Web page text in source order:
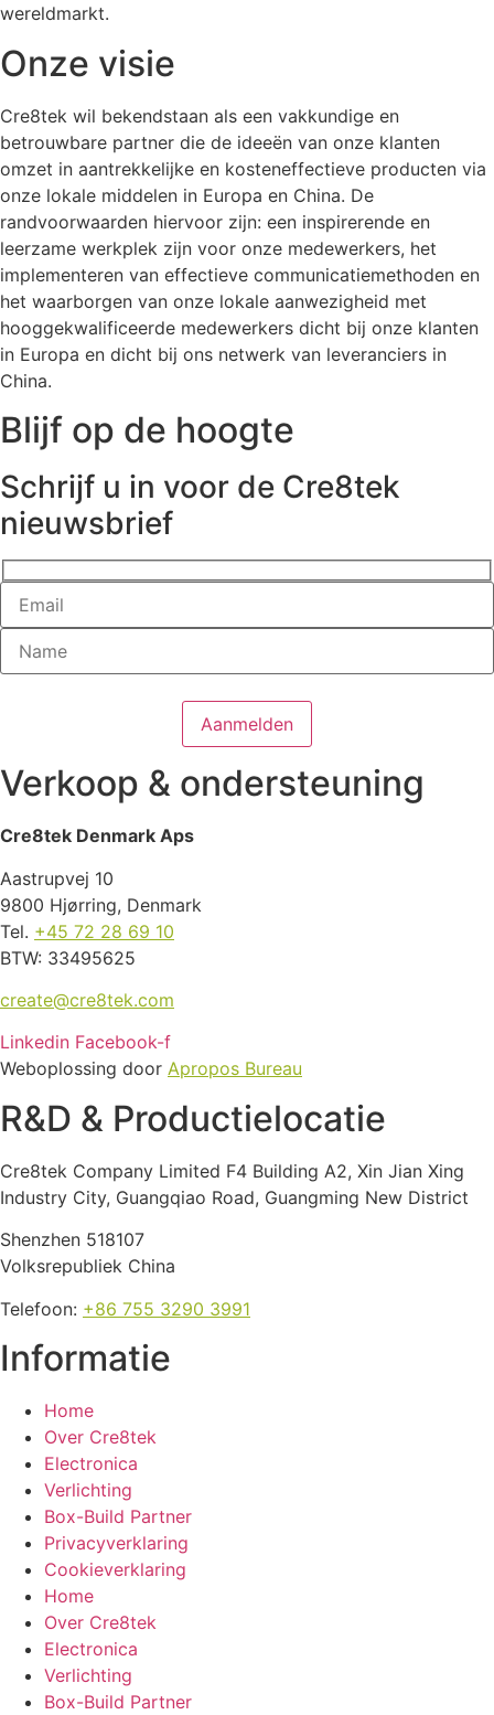
wereldmarkt.
Onze visie
Cre8tek wil bekendstaan als een vakkundige en
betrouwbare partner die de ideeën van onze klanten
omzet in aantrekkelijke en kosteneffectieve producten via
onze lokale middelen in Europa en China. De
randvoorwaarden hiervoor zijn: een inspirerende en
leerzame werkplek zijn voor onze medewerkers, het
implementeren van effectieve communicatiemethoden en
het waarborgen van onze lokale aanwezigheid met
hooggekwalificeerde medewerkers dicht bij onze klanten
in Europa en dicht bij ons netwerk van leveranciers in
China.
Blijf op de hoogte
Schrijf u in voor de Cre8tek
nieuwsbrief
Verkoop & ondersteuning
Cre8tek Denmark Aps
Aastrupvej 10
9800 Hjørring, Denmark
Tel. +45 72 28 69 10
BTW: 33495625
create@cre8tek.com
Linkedin Facebook-f
Weboplossing door Apropos Bureau
R&D & Productielocatie
Cre8tek Company Limited F4 Building A2, Xin Jian Xing
Industry City, Guangqiao Road, Guangming New District
Shenzhen 518107
Volksrepubliek China
Telefoon: +86 755 3290 3991
Informatie
Home
Over Cre8tek
Electronica
Verlichting
Box-Build Partner
Privacyverklaring
Cookieverklaring
Home
Over Cre8tek
Electronica
Verlichting
Box-Build Partner